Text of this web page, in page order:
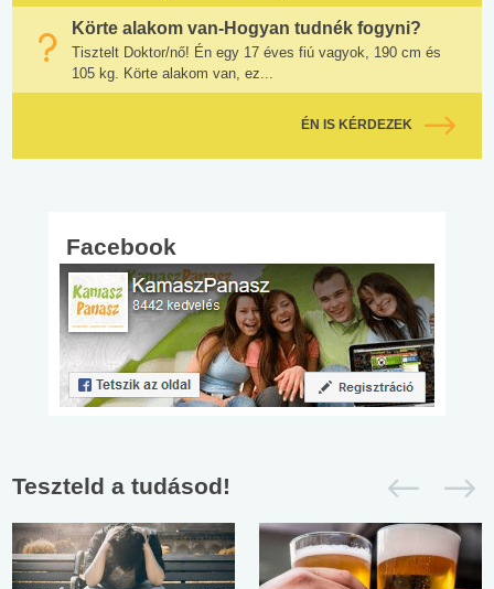
Körte alakom van-Hogyan tudnék fogyni?
Tisztelt Doktor/nő! Én egy 17 éves fiú vagyok, 190 cm és
105 kg. Körte alakom van, ez...
ÉN IS KÉRDEZEK
Facebook
Teszteld a tudásod!